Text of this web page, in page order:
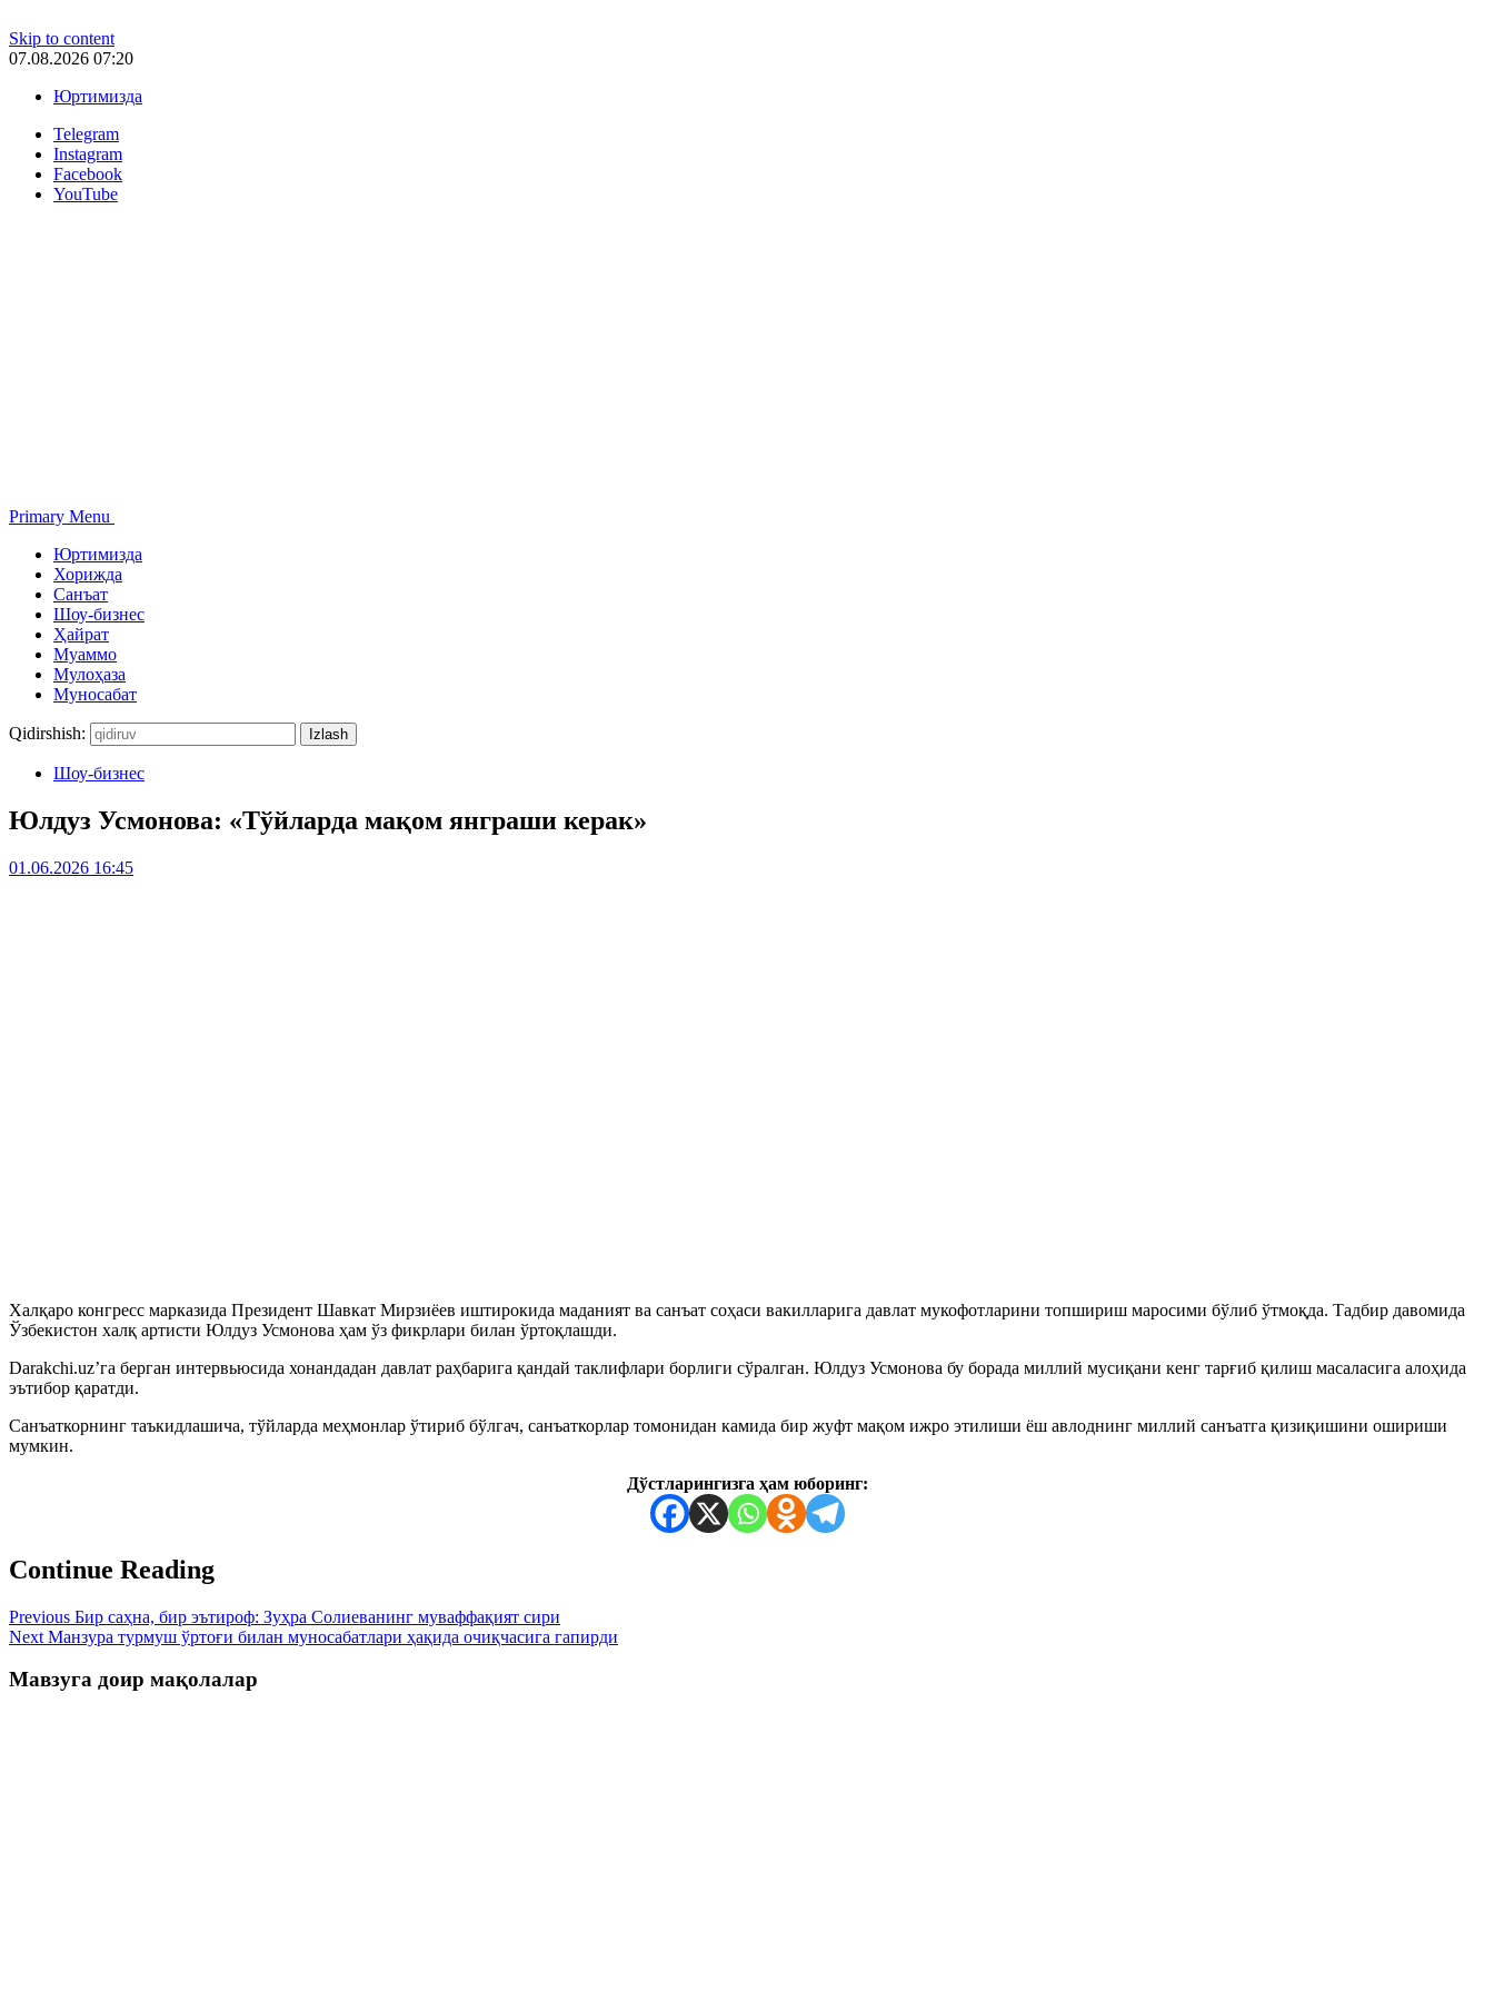
Skip to content
07.08.2026 07:20
Юртимизда
Telegram
Instagram
Facebook
YouTube
Primary Menu
Юртимизда
Хорижда
Санъат
Шоу-бизнес
Ҳайрат
Муаммо
Мулоҳаза
Муносабат
Qidirshish:
Шоу-бизнес
Юлдуз Усмонова: «Тўйларда мақом янграши керак»
01.06.2026 16:45
Халқаро конгресс марказида Президент Шавкат Мирзиёев иштирокида маданият ва санъат соҳаси вакилларига давлат мукофотларини топшириш маросими бўлиб ўтмоқда. Тадбир давомида
Ўзбекистон халқ артисти Юлдуз Усмонова ҳам ўз фикрлари билан ўртоқлашди.
Darakchi.uz’га берган интервьюсида хонандадан давлат раҳбарига қандай таклифлари борлиги сўралган. Юлдуз Усмонова бу борада миллий мусиқани кенг тарғиб қилиш масаласига алоҳида
эътибор қаратди.
Санъаткорнинг таъкидлашича, тўйларда меҳмонлар ўтириб бўлгач, санъаткорлар томонидан камида бир жуфт мақом ижро этилиши ёш авлоднинг миллий санъатга қизиқишини ошириши
мумкин.
Дўстларингизга ҳам юборинг:
Continue Reading
Previous Бир саҳна, бир эътироф: Зуҳра Солиеванинг муваффақият сири
Next Манзура турмуш ўртоғи билан муносабатлари ҳақида очиқчасига гапирди
Мавзуга доир мақолалар